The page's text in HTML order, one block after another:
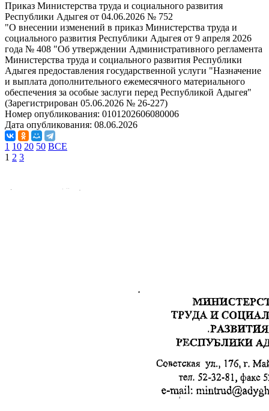
Приказ Министерства труда и социального развития
Республики Адыгея от 04.06.2026 № 752
"О внесении изменений в приказ Министерства труда и
социального развития Республики Адыгея от 9 апреля 2026
года № 408 "Об утверждении Административного регламента
Министерства труда и социального развития Республики
Адыгея предоставления государственной услуги "Назначение
и выплата дополнительного ежемесячного материального
обеспечения за особые заслуги перед Республикой Адыгея"
(Зарегистрирован 05.06.2026 № 26-227)
Номер опубликования: 0101202606080006
Дата опубликования: 08.06.2026
1 10 20 50 ВСЕ
1 2 3